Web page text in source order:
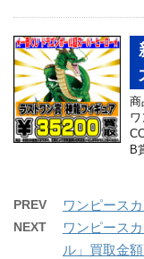
商
B
PREV ワンピース
NEXT
ワンピース
ル」買取金